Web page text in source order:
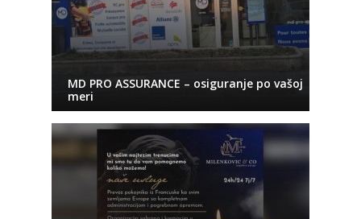
MD PRO ASSURANCE – osiguranje po vašoj
meri